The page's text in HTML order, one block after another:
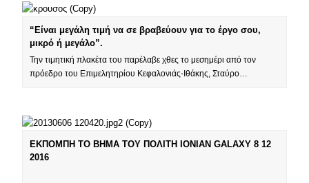
“Είναι μεγάλη τιμή να σε βραβεύουν για το έργο σου,
μικρό ή μεγάλο”.
Την τιμητική πλακέτα του παρέλαβε χθες το μεσημέρι από τον
πρόεδρο του Επιμελητηρίου Κεφαλονιάς-Ιθάκης, Σταύρο…
ΕΚΠΟΜΠΗ ΤΟ ΒΗΜΑ ΤΟΥ ΠΟΛΙΤΗ IONIAN GALAXY 8 12
2016